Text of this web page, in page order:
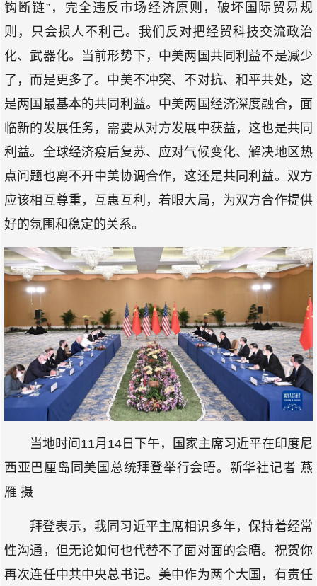
钩断链”，完全违反市场经济原则，破坏国际贸易规
则，只会损人不利己。我们反对把经贸科技交流政治
化、武器化。当前形势下，中美两国共同利益不是减少
了，而是更多了。中美不冲突、不对抗、和平共处，这
是两国最基本的共同利益。中美两国经济深度融合，面
临新的发展任务，需要从对方发展中获益，这也是共同
利益。全球经济疫后复苏、应对气候变化、解决地区热
点问题也离不开中美协调合作，这还是共同利益。双方
应该相互尊重，互惠互利，着眼大局，为双方合作提供
好的氛围和稳定的关系。
当地时间11月14日下午，国家主席习近平在印度尼
西亚巴厘岛同美国总统拜登举行会晤。新华社记者 燕
雁 摄
拜登表示，我同习近平主席相识多年，保持着经常
性沟通，但无论如何也代替不了面对面的会晤。祝贺你
再次连任中共中央总书记。美中作为两个大国，有责任